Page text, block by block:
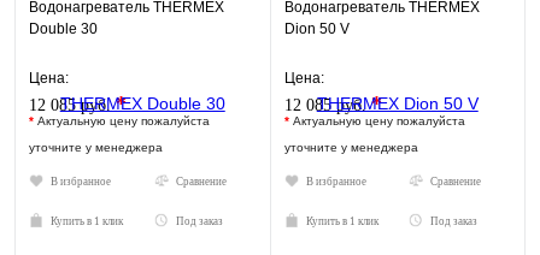
Водонагреватель THERMEX
Double 30
Цена:
12 085 руб.*
* Актуальную цену пожалуйста
уточните у менеджера
В избранное Сравнение
Купить в 1 клик Под заказ
Водонагреватель THERMEX
Dion 50 V
Цена:
12 085 руб.*
* Актуальную цену пожалуйста
уточните у менеджера
В избранное Сравнение
Купить в 1 клик Под заказ